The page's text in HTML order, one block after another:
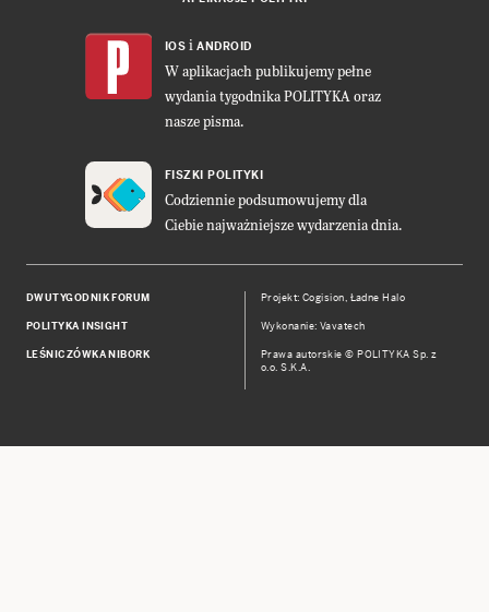
IOS i ANDROID
W aplikacjach publikujemy pełne
wydania tygodnika POLITYKA oraz
nasze pisma.
FISZKI POLITYKI
Codziennie podsumowujemy dla
Ciebie najważniejsze wydarzenia dnia.
DWUTYGODNIK FORUM
POLITYKA INSIGHT
LEŚNICZÓWKA NIBORK
Projekt:Cogision, Ładne Halo
Wykonanie: Vavatech
Prawa autorskie © POLITYKA Sp. z
o.o. S.K.A.